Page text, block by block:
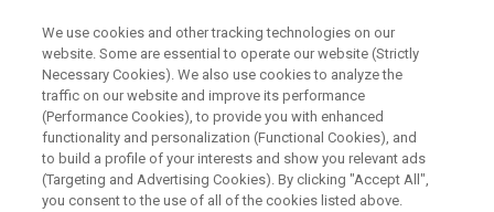
NUCLEAR MAGNETIC RESONANCE (NMR) WEBINAR
製薬ライフサイエンス分野に貢
献するNMR&ESR-2：固体NMR
We use cookies and other tracking technologies on our
website. Some are essential to operate our website (Strictly
Necessary Cookies). We also use cookies to analyze the
traffic on our website and improve its performance
(Performance Cookies), to provide you with enhanced
functionality and personalization (Functional Cookies), and
to build a profile of your interests and show you relevant ads
(Targeting and Advertising Cookies). By clicking "Accept All",
you consent to the use of all of the cookies listed above.